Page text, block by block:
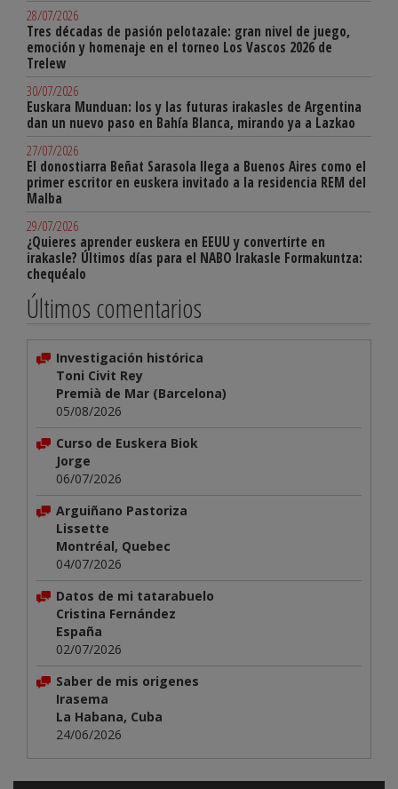
28/07/2026
Tres décadas de pasión pelotazale: gran nivel de juego,
emoción y homenaje en el torneo Los Vascos 2026 de
Trelew
30/07/2026
Euskara Munduan: los y las futuras irakasles de Argentina
dan un nuevo paso en Bahía Blanca, mirando ya a Lazkao
27/07/2026
El donostiarra Beñat Sarasola llega a Buenos Aires como el
primer escritor en euskera invitado a la residencia REM del
Malba
29/07/2026
¿Quieres aprender euskera en EEUU y convertirte en
irakasle? Últimos días para el NABO Irakasle Formakuntza:
chequéalo
Últimos comentarios
Investigación histórica
Toni Civit Rey
Premià de Mar (Barcelona)
05/08/2026
Curso de Euskera Biok
Jorge
06/07/2026
Arguiñano Pastoriza
Lissette
Montréal, Quebec
04/07/2026
Datos de mi tatarabuelo
Cristina Fernández
España
02/07/2026
Saber de mis origenes
Irasema
La Habana, Cuba
24/06/2026